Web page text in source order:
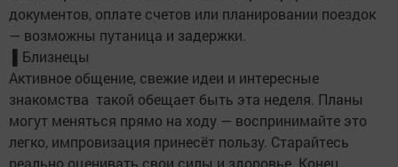
документов, оплате счетов или планировании поездок
— возможны путаница и задержки.
▌Близнецы
Активное общение, свежие идеи и интересные
знакомства такой обещает быть эта неделя. Планы
могут меняться прямо на ходу — воспринимайте это
легко, импровизация принесёт пользу. Старайтесь